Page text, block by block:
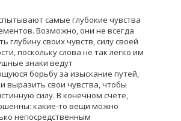
самые глубокие чувства
Возможно, они не всегда
глубину своих чувств, силу своей
поскольку слова не так легко им
знаки ведут
борьбу за изыскание путей,
выразить свои чувства, чтобы
силу. В конечном счете,
какие-то вещи можно
непосредственным